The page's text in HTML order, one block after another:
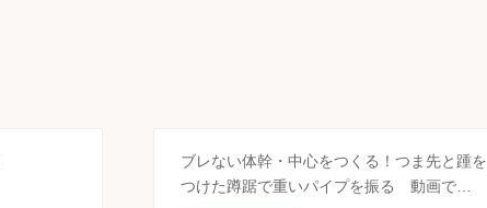
ブレない体幹・中心をつくる！つま先と踵を
つけた蹲踞で重いパイプを振る 動画で…